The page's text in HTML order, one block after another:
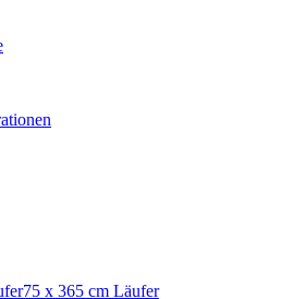
75 x 365 cm Läufer